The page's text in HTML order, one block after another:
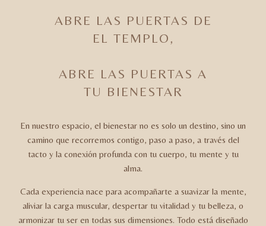
ABRE LAS PUERTAS DE
EL TEMPLO,
ABRE LAS PUERTAS A
TU BIENESTAR
En nuestro espacio, el bienestar no es solo un destino, sino un
camino que recorremos contigo, paso a paso, a través del
tacto y la conexión profunda con tu cuerpo, tu mente y tu
alma.
Cada experiencia nace para acompañarte a suavizar la mente,
aliviar la carga muscular, despertar tu vitalidad y tu belleza, o
armonizar tu ser en todas sus dimensiones. Todo está diseñado